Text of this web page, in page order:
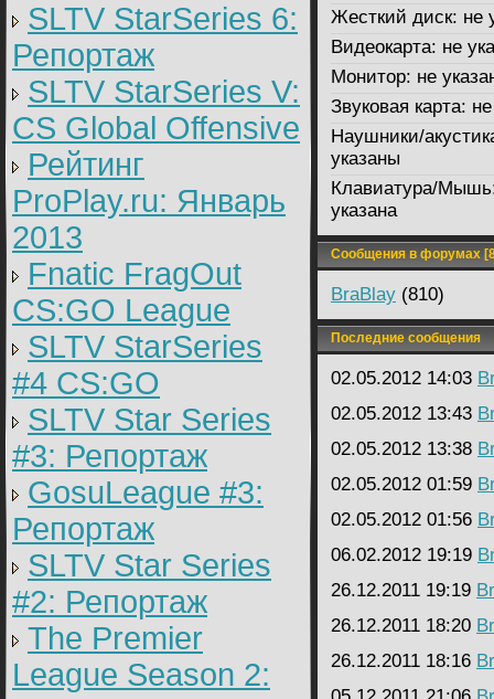
SLTV StarSeries 6:
Репортаж
SLTV StarSeries V:
CS Global Offensive
Рейтинг
ProPlay.ru: Январь
2013
Fnatic FragOut
CS:GO League
SLTV StarSeries
#4 CS:GO
SLTV Star Series
#3: Репортаж
GosuLeague #3:
Репортаж
SLTV Star Series
#2: Репортаж
The Premier
League Season 2:
Жесткий диск: не
Видеокарта: не
Монитор: не
Звуковая карта:
Наушники/
указаны
Клавиатура/
указана
Сообщения в форумах
BraBlay (810)
Последние сообщения
02.05.2012 14:03
02.05.2012 13:43
02.05.2012 13:38
02.05.2012 01:59
02.05.2012 01:56
06.02.2012 19:19
26.12.2011 19:19
26.12.2011 18:20
26.12.2011 18:16